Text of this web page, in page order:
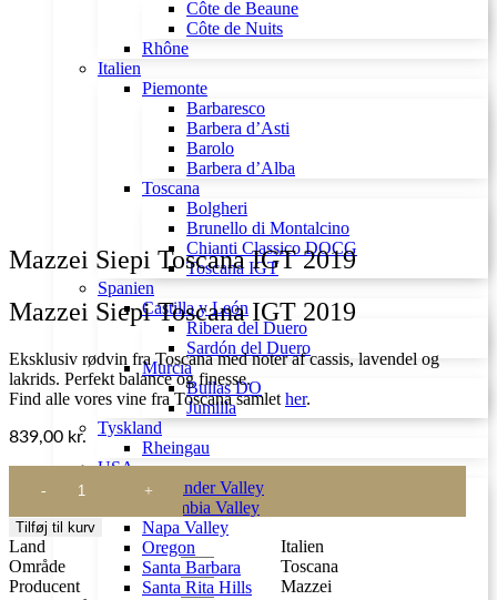
Côte de Beaune
Côte de Nuits
Rhône
Italien
Piemonte
Barbaresco
Barbera d’Asti
Barolo
Barbera d’Alba
Toscana
Bolgheri
Brunello di Montalcino
Chianti Classico DOCG
Toscana IGT
Spanien
Castilla y León
Ribera del Duero
Sardón del Duero
Murcia
Bullas DO
Jumilla
Tyskland
Rheingau
USA
Alexander Valley
Columbia Valley
Napa Valley
Oregon
Santa Barbara
Santa Rita Hills
Mazzei Siepi Toscana IGT 2019
Mazzei Siepi Toscana IGT 2019
Eksklusiv rødvin fra Toscana med noter af cassis, lavendel og
lakrids. Perfekt balance og finesse.
Find alle vores vine fra Toscana samlet her.
839,00 kr.
Siepi
Toscana
IGT
2019
antal
Tilføj til kurv
Land
Italien
Område
Toscana
Producent
Mazzei